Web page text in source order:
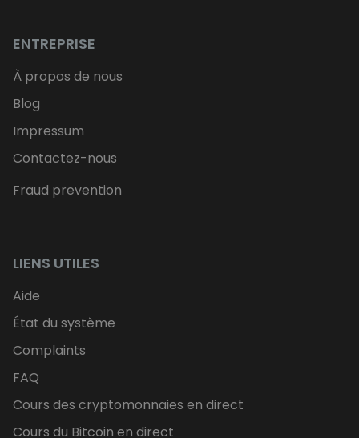
ENTREPRISE
À propos de nous
Blog
Impressum
Contactez-nous
Fraud prevention
LIENS UTILES
Aide
État du système
Complaints
FAQ
Cours des cryptomonnaies en direct
Cours du Bitcoin en direct